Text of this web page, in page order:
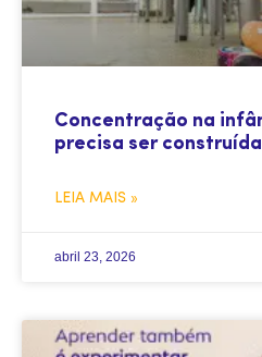
Concentração na
precisa ser
LEIA MAIS »
abril 23, 2026